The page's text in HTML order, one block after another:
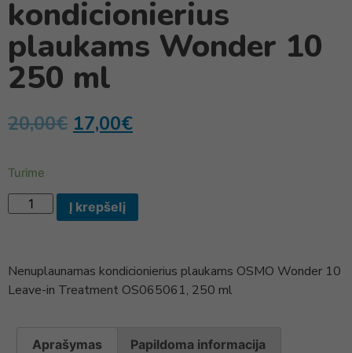
kondicionierius
plaukams Wonder 10
250 ml
20,00€ 17,00€
Turime
Į krepšelį
Nenuplaunamas kondicionierius plaukams OSMO Wonder 10
Leave-in Treatment OS065061, 250 ml
Aprašymas Papildoma informacija